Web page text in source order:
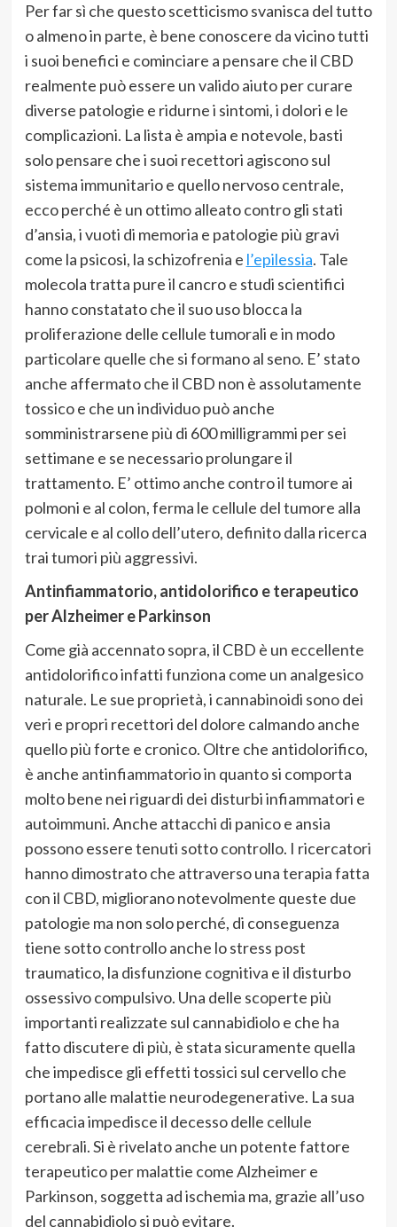
Per far sì che questo scetticismo svanisca del tutto
o almeno in parte, è bene conoscere da vicino tutti
i suoi benefici e cominciare a pensare che il CBD
realmente può essere un valido aiuto per curare
diverse patologie e ridurne i sintomi, i dolori e le
complicazioni. La lista è ampia e notevole, basti
solo pensare che i suoi recettori agiscono sul
sistema immunitario e quello nervoso centrale,
ecco perché è un ottimo alleato contro gli stati
d’ansia, i vuoti di memoria e patologie più gravi
come la psicosi, la schizofrenia e l’epilessia. Tale
molecola tratta pure il cancro e studi scientifici
hanno constatato che il suo uso blocca la
proliferazione delle cellule tumorali e in modo
particolare quelle che si formano al seno. E’ stato
anche affermato che il CBD non è assolutamente
tossico e che un individuo può anche
somministrarsene più di 600 milligrammi per sei
settimane e se necessario prolungare il
trattamento. E’ ottimo anche contro il tumore ai
polmoni e al colon, ferma le cellule del tumore alla
cervicale e al collo dell’utero, definito dalla ricerca
trai tumori più aggressivi.
Antinfiammatorio, antidolorifico e terapeutico
per Alzheimer e Parkinson
Come già accennato sopra, il CBD è un eccellente
antidolorifico infatti funziona come un analgesico
naturale. Le sue proprietà, i cannabinoidi sono dei
veri e propri recettori del dolore calmando anche
quello più forte e cronico. Oltre che antidolorifico,
è anche antinfiammatorio in quanto si comporta
molto bene nei riguardi dei disturbi infiammatori e
autoimmuni. Anche attacchi di panico e ansia
possono essere tenuti sotto controllo. I ricercatori
hanno dimostrato che attraverso una terapia fatta
con il CBD, migliorano notevolmente queste due
patologie ma non solo perché, di conseguenza
tiene sotto controllo anche lo stress post
traumatico, la disfunzione cognitiva e il disturbo
ossessivo compulsivo. Una delle scoperte più
importanti realizzate sul cannabidiolo e che ha
fatto discutere di più, è stata sicuramente quella
che impedisce gli effetti tossici sul cervello che
portano alle malattie neurodegenerative. La sua
efficacia impedisce il decesso delle cellule
cerebrali. Si è rivelato anche un potente fattore
terapeutico per malattie come Alzheimer e
Parkinson, soggetta ad ischemia ma, grazie all’uso
del cannabidiolo si può evitare.